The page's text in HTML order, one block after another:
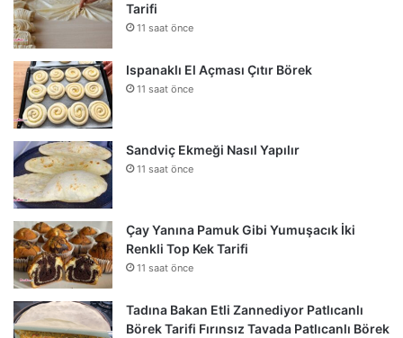
Tarifi
11 saat önce
Ispanaklı El Açması Çıtır Börek
11 saat önce
Sandviç Ekmeği Nasıl Yapılır
11 saat önce
Çay Yanına Pamuk Gibi Yumuşacık İki
Renkli Top Kek Tarifi
11 saat önce
Tadına Bakan Etli Zannediyor Patlıcanlı
Börek Tarifi Fırınsız Tavada Patlıcanlı Börek